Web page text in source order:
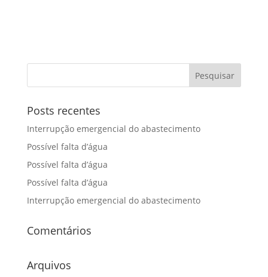
Posts recentes
Interrupção emergencial do abastecimento
Possível falta d’água
Possível falta d’água
Possível falta d’água
Interrupção emergencial do abastecimento
Comentários
Arquivos